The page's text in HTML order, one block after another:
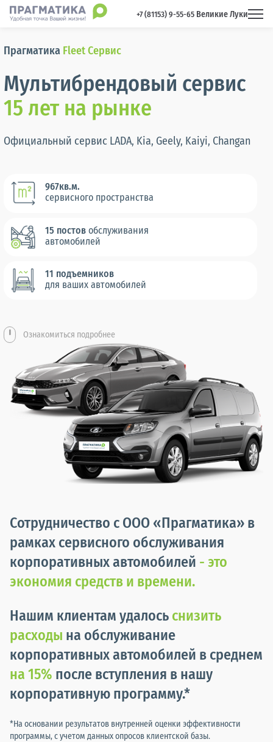
+7 (81153) 9-55-65 Великие Луки
Прагматика Fleet Сервис
Мультибрендовый сервис
15 лет на рынке
Официальный сервис LADA, Kia, Geely, Kaiyi, Changan
967кв.м.
сервисного пространства
15 постов обслуживания
автомобилей
11 подъемников
для ваших автомобилей
Ознакомиться подробнее
Сотрудничество с ООО «Прагматика» в
рамках сервисного обслуживания
корпоративных автомобилей - это
экономия средств и времени.
Нашим клиентам удалось снизить
расходы на обслуживание
корпоративных автомобилей в среднем
на 15% после вступления в нашу
корпоративную программу.*
*На основании результатов внутренней оценки эффективности
программы, с учетом данных опросов клиентской базы.